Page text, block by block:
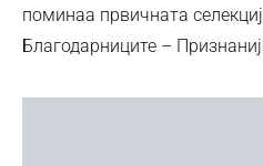
поминаа првичната
Благодарниците –